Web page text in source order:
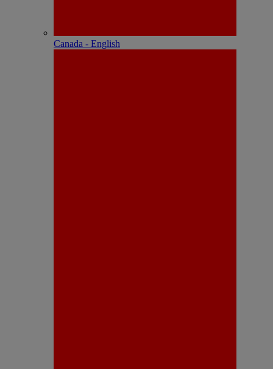
Canada - English